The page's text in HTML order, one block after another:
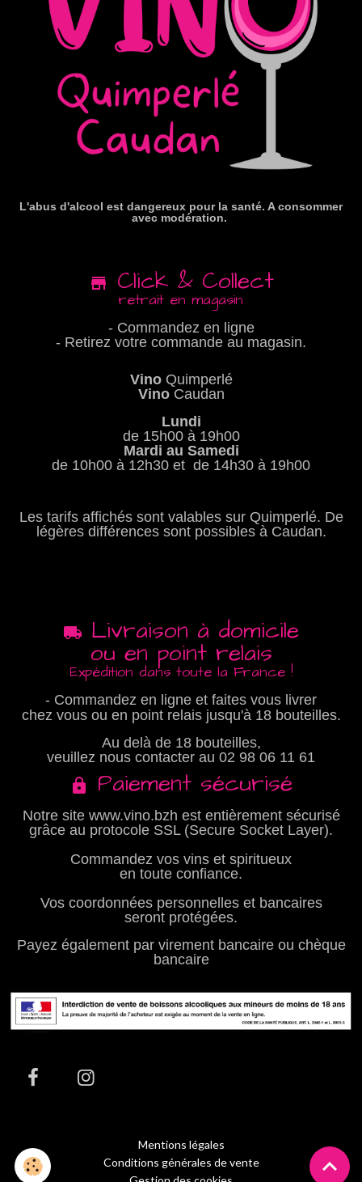
L'abus d'alcool est dangereux pour la santé. A consommer
avec modération.
Click & Collect
retrait en magasin
- Commandez en ligne
- Retirez votre commande au magasin.
VinoQuimperlé
VinoCaudan
Lundi
de 15h00 à 19h00
Mardi au Samedi
de 10h00 à 12h30 et de 14h30 à 19h00
Les tarifs affichés sont valables sur Quimperlé. De
légères différences sont possibles à Caudan.
Livraison à domicile
ou en point relais
Expédition dans toute la France !
- Commandez en ligne et faites vous livrer
chez vous ou en point relais jusqu'à 18 bouteilles.
Au delà de 18 bouteilles,
veuillez nous contacter au 02 98 06 11 61
Paiement sécurisé
Notre site www.vino.bzh est entièrement sécurisé
grâce au protocole SSL (Secure Socket Layer).
Commandez vos vins et spiritueux
en toute confiance.
Vos coordonnées personnelles et bancaires
seront protégées.
Payez également par virement bancaire ou chèque
bancaire
Mentions légales
Conditions générales de vente